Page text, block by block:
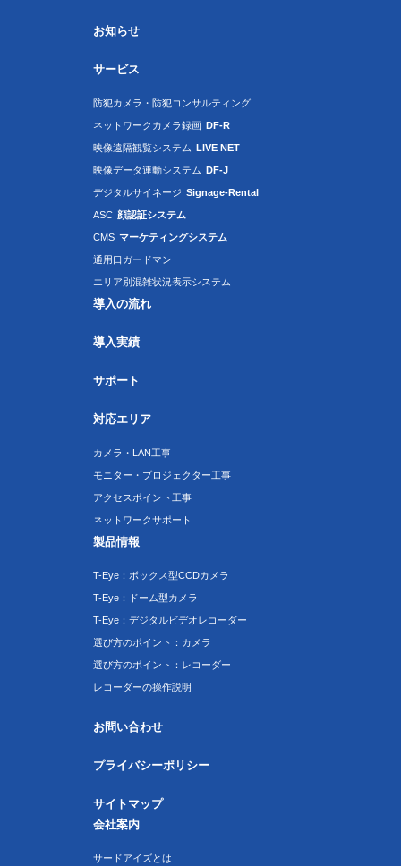
お知らせ
サービス
防犯カメラ・防犯コンサルティング
ネットワークカメラ録画 DF-R
映像遠隔観覧システム LIVE NET
映像データ連動システム DF-J
デジタルサイネージ Signage-Rental
ASC 顔認証システム
CMS マーケティングシステム
通用口ガードマン
エリア別混雑状況表示システム
導入の流れ
導入実績
サポート
対応エリア
カメラ・LAN工事
モニター・プロジェクター工事
アクセスポイント工事
ネットワークサポート
製品情報
T-Eye：ボックス型CCDカメラ
T-Eye：ドーム型カメラ
T-Eye：デジタルビデオレコーダー
選び方のポイント：カメラ
選び方のポイント：レコーダー
レコーダーの操作説明
お問い合わせ
プライバシーポリシー
サイトマップ
会社案内
サードアイズとは